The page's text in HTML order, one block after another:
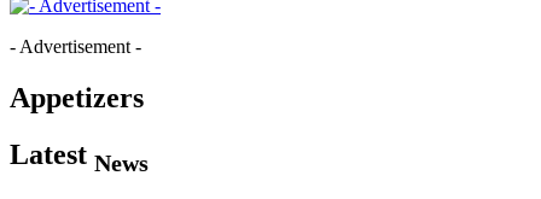
- Advertisement -
Appetizers
Latest News